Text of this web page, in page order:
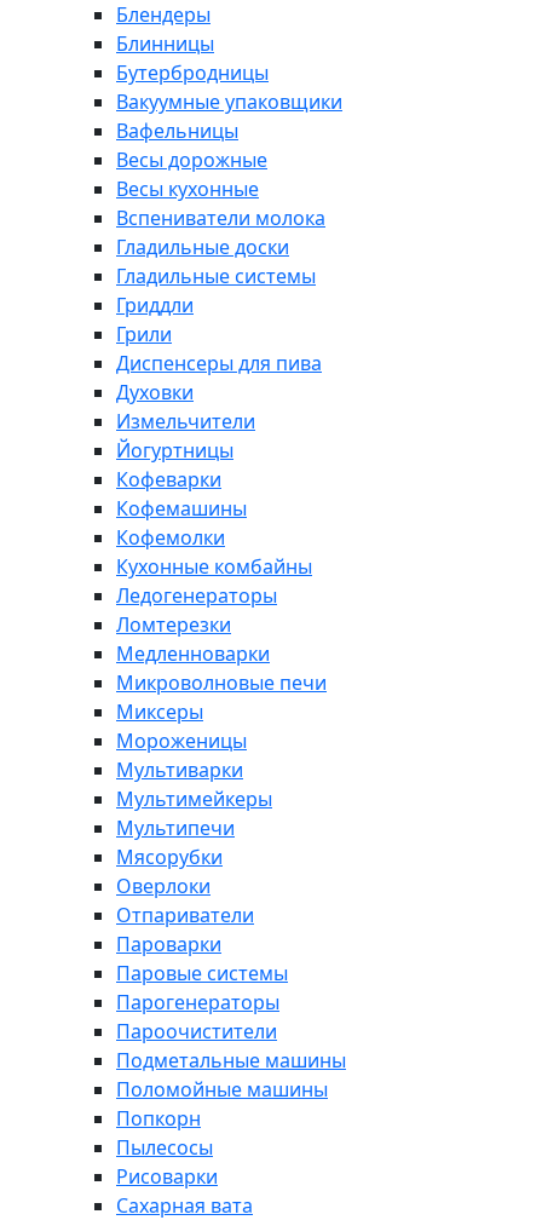
Блендеры
Блинницы
Бутербродницы
Вакуумные упаковщики
Вафельницы
Весы дорожные
Весы кухонные
Вспениватели молока
Гладильные доски
Гладильные системы
Гриддли
Грили
Диспенсеры для пива
Духовки
Измельчители
Йогуртницы
Кофеварки
Кофемашины
Кофемолки
Кухонные комбайны
Ледогенераторы
Ломтерезки
Медленноварки
Микроволновые печи
Миксеры
Мороженицы
Мультиварки
Мультимейкеры
Мультипечи
Мясорубки
Оверлоки
Отпариватели
Пароварки
Паровые системы
Парогенераторы
Пароочистители
Подметальные машины
Поломойные машины
Попкорн
Пылесосы
Рисоварки
Сахарная вата